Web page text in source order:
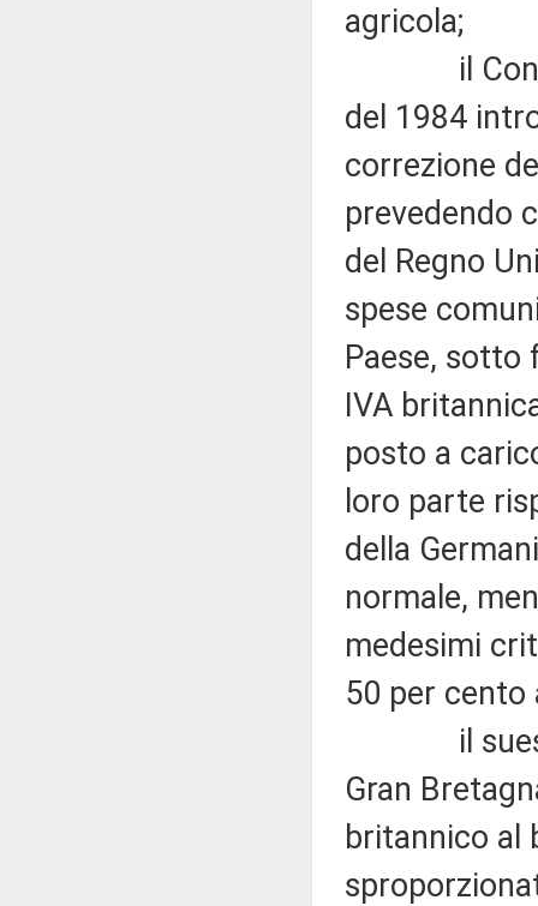
agricola;
il
del 1984
correzione
prevedendo
del Regno
spese
Paese, sotto
IVA
posto a
loro parte
della
normale,
medesimi
50 per cento
il
Gran
britannico al